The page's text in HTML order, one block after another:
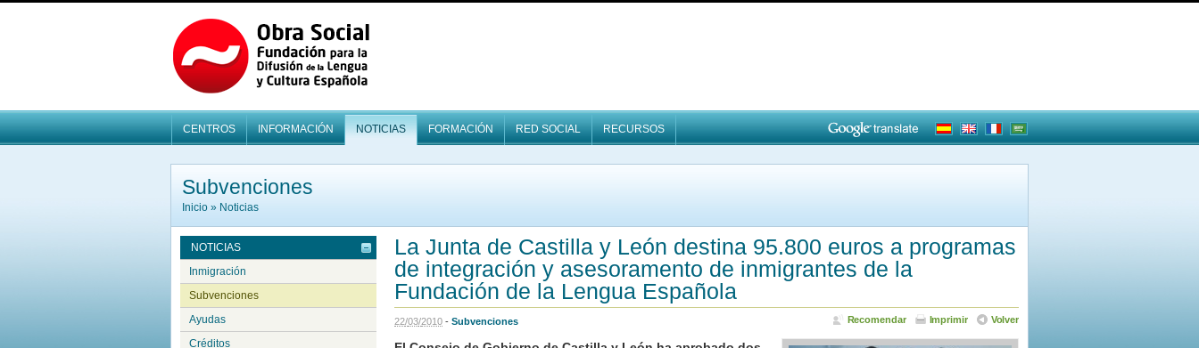
CENTROS INFORMACIÓN NOTICIAS FORMACIÓN RED SOCIAL RECURSOS
Subvenciones
Inicio » Noticias
NOTICIAS
Inmigración
Subvenciones
Ayudas
Créditos
La Junta de Castilla y León destina 95.800 euros a programas
de integración y asesoramento de inmigrantes de la
Fundación de la Lengua Española
Volver
Imprimir
Recomendar
22/03/2010 - Subvenciones